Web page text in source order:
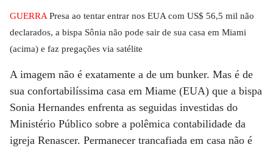
GUERRA Presa ao tentar entrar nos EUA com US$ 56,5 mil não
declarados, a bispa Sônia não pode sair de sua casa em Miami
(acima) e faz pregações via satélite
A imagem não é exatamente a de um bunker. Mas é de
sua confortabilíssima casa em Miame (EUA) que a bispa
Sonia Hernandes enfrenta as seguidas investidas do
Ministério Público sobre a polêmica contabilidade da
igreja Renascer. Permanecer trancafiada em casa não é